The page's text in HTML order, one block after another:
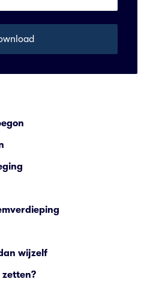
wijzelf
zetten?